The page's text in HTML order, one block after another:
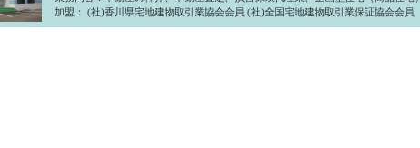
加盟： (社)香川県宅地建物取引業協会会員 (社)全国宅地建物取引業保証協会会員